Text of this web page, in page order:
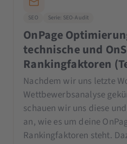
SEO Serie: SEO-Audit
OnPage
technische und
Rankingfaktoren
Nachdem wir uns letzte
Wettbewerbsanalyse
schauen wir uns diese
an, wie es um deine
Rankingfaktoren steht.